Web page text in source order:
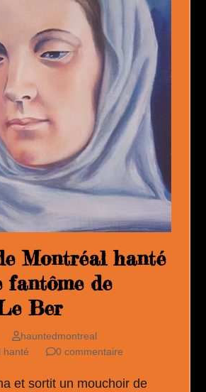
Montréal hanté
fantôme de
Ber
hauntedmontreal
hanté
0 commentaire
et sortit un mouchoir de